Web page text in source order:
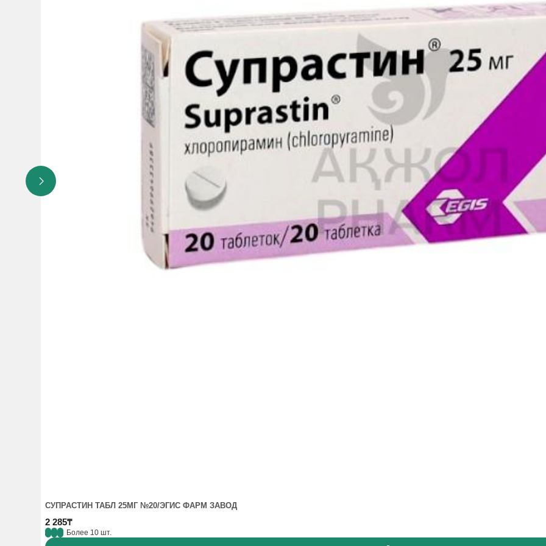
- тяжелая степень хронической почечной недостаточности
- наследственная непереносимость фруктозы, нарушение всасывания глюкозы/галактозы или недостаточность сахаразы/
сорбитола в составе сиропа.
Эффективность и безопасность применения сиропа ЛОРДЕС у детей до 1 года не установлена.
сонливости. Так как препарат содержит 0,4 г сукрозы в разовой дозе препарата, его следует с осторожностью назначать
применении (две и более недели) Лордеса за счет содержания сукрозы возможно повреждающее действие на зубы.
При ежедневном применение препарата ЛОРДЕС в дозе до 20 мг в течение 14 дней клинически значимых изменений со
Особенности влияния лекарственного средства на способность управлять транспортным средством и потенциально
Влияния ЛОРДЕС на управление автомобилем или работу со сложными техническими устройствами не отмечалось.
СУПРАСТИН ТАБЛ 25МГ №20/ЭГИС ФАРМ ЗАВОД
2 285₸
Более 10 шт.